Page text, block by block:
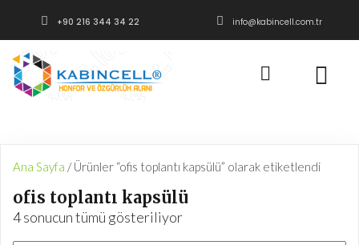
+90 216 344 34 22 info@kabincell.com.tr
Ana Sayfa / Ürünler “ofis toplantı kapsülü” olarak etiketlendi
ofis toplantı kapsülü
4 sonucun tümü gösteriliyorFiyata